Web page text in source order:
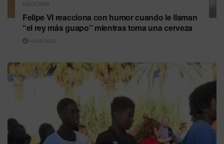
NACIONAL
Felipe VI reacciona con humor cuando le llaman
“el rey más guapo” mientras toma una cerveza
06/08/2026